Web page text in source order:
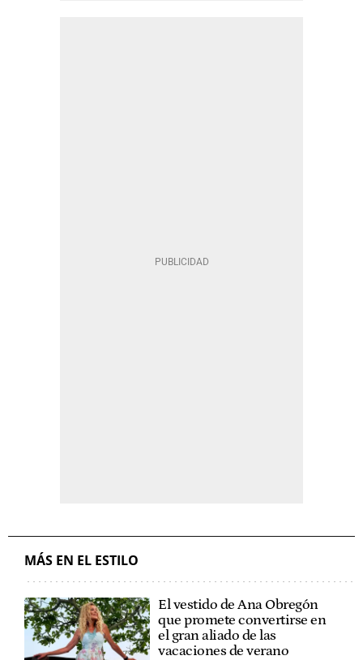
MÁS EN EL ESTILO
El vestido de Ana Obregón
que promete convertirse en
el gran aliado de las
vacaciones de verano